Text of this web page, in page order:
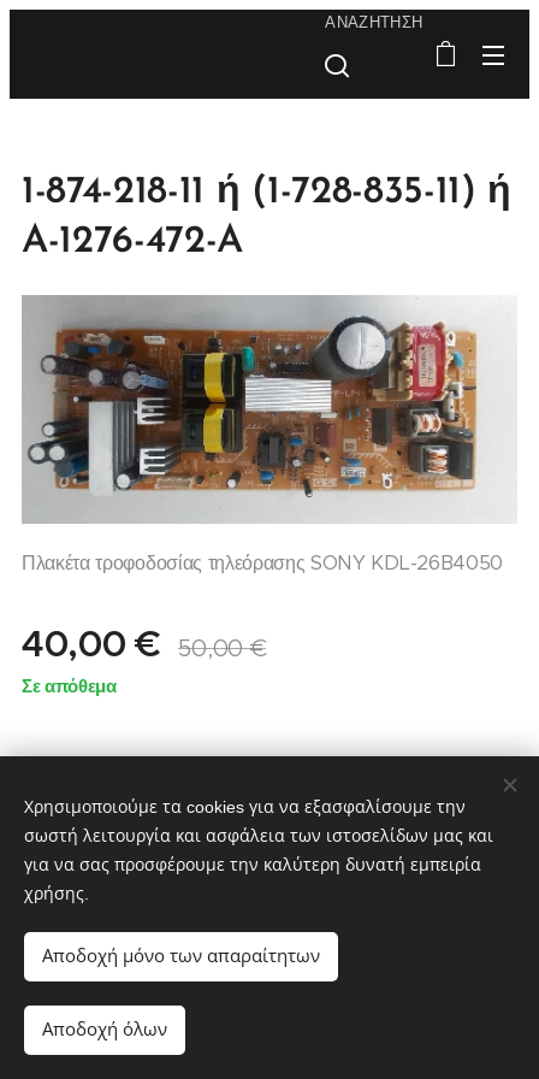
ΑΝΑΖΉΤΗΣΗ
1-874-218-11 ή (1-728-835-11) ή
A-1276-472-A
Πλακέτα τροφοδοσίας τηλεόρασης SONY KDL-26B4050
40,00 € 50,00€
Σε απόθεμα
Υλοποιήθηκε από:partstv.gr
Χρησιμοποιούμε τα cookies για να εξασφαλίσουμε την
σωστή λειτουργία και ασφάλεια των ιστοσελίδων μας και
για να σας προσφέρουμε την καλύτερη δυνατή εμπειρία
χρήσης.
Αποδοχή μόνο των απαραίτητων
Αποδοχή όλων